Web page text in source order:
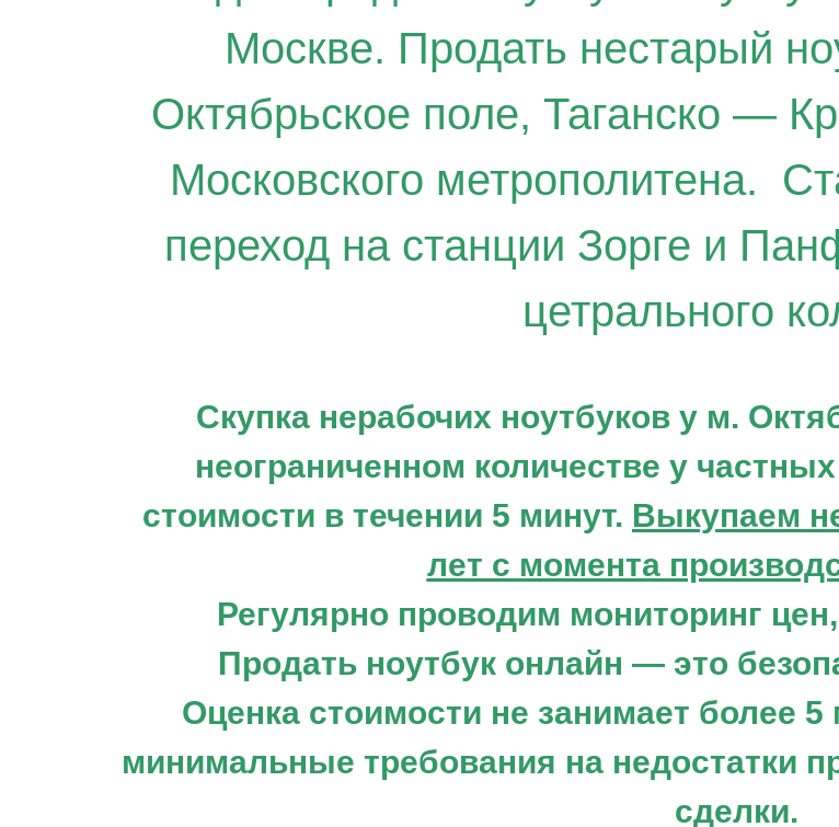
Москве. Продать нестарый
Октябрьское поле, Таганско —
Московского метрополитена.
переход на станции Зорге и
цетрального
Скупка нерабочих ноутбуков у м.
неограниченном количестве у
стоимости в течении 5 минут. Выкупаем
лет с момента
Регулярно проводим мониторинг
Продать ноутбук онлайн — это
Оценка стоимости не занимает более
минимальные требования на недостатки
сделки.